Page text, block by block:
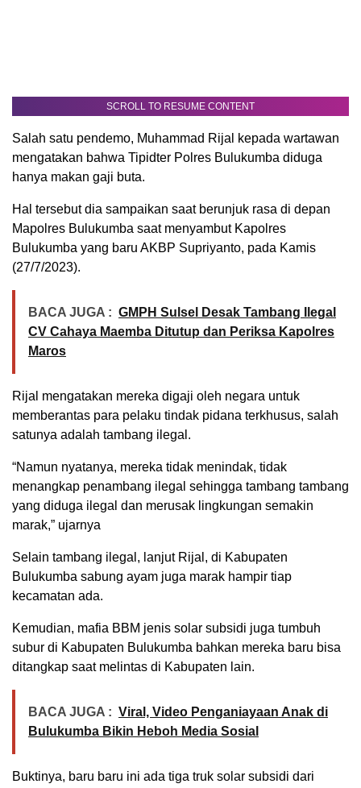
SCROLL TO RESUME CONTENT
Salah satu pendemo, Muhammad Rijal kepada wartawan
mengatakan bahwa Tipidter Polres Bulukumba diduga
hanya makan gaji buta.
Hal tersebut dia sampaikan saat berunjuk rasa di depan
Mapolres Bulukumba saat menyambut Kapolres
Bulukumba yang baru AKBP Supriyanto, pada Kamis
(27/7/2023).
BACA JUGA : GMPH Sulsel Desak Tambang Ilegal
CV Cahaya Maemba Ditutup dan Periksa Kapolres
Maros
Rijal mengatakan mereka digaji oleh negara untuk
memberantas para pelaku tindak pidana terkhusus, salah
satunya adalah tambang ilegal.
“Namun nyatanya, mereka tidak menindak, tidak
menangkap penambang ilegal sehingga tambang tambang
yang diduga ilegal dan merusak lingkungan semakin
marak,” ujarnya
Selain tambang ilegal, lanjut Rijal, di Kabupaten
Bulukumba sabung ayam juga marak hampir tiap
kecamatan ada.
Kemudian, mafia BBM jenis solar subsidi juga tumbuh
subur di Kabupaten Bulukumba bahkan mereka baru bisa
ditangkap saat melintas di Kabupaten lain.
BACA JUGA : Viral, Video Penganiayaan Anak di
Bulukumba Bikin Heboh Media Sosial
Buktinya, baru baru ini ada tiga truk solar subsidi dari